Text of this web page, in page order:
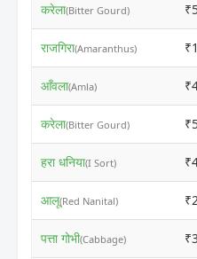
करेला(Bitter Gourd)
राजगिरा(Amaranthus)
आँवला(Amla)
करेला(Bitter Gourd)
हरा धनिया(I Sort)
आलू(Red Nanital)
पत्ता गोभी(Cabbage)